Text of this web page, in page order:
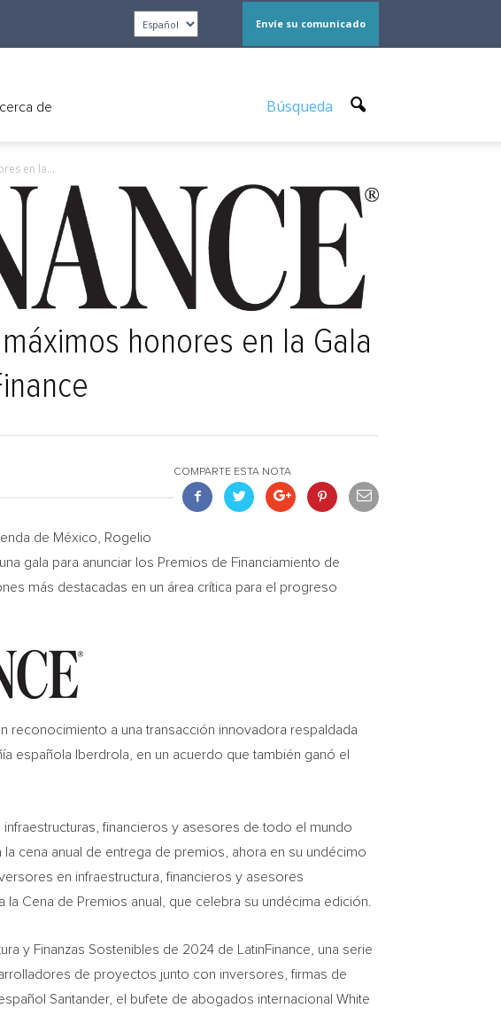
Envíe su comunicado
de Búsqueda
en la...
honores en la Gala
COMPARTE ESTA NOTA
de México, Rogelio
gala para anunciar los Premios de Financiamiento de
más destacadas en un área crítica para el progreso
reconocimiento a una transacción innovadora respaldada
española Iberdrola, en un acuerdo que también ganó el
financieros y asesores de todo el mundo
la cena anual de entrega de premios, ahora en su undécimo
en infraestructura, financieros y asesores
Cena de Premios anual, que celebra su undécima edición.
y Finanzas Sostenibles de 2024 de LatinFinance, una serie
de proyectos junto con inversores, firmas de
Santander, el bufete de abogados internacional White